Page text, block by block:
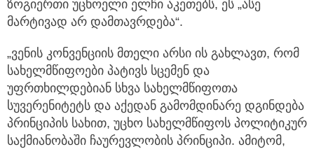
ზოგიერთი უცხოელი ელჩი აკეთებს, ეს „ასე
მარტივად არ დამთავრდება“.
„ვენის კონვენციის მთელი არსი ის გახლავთ, რომ
სახელმწიფოები პატივს სცემენ და
უფრთხილდებიან სხვა სახელმწიფოთა
სუვერენიტეტს და აქედან გამომდინარე დგინდება
პრინციპის სახით, უცხო სახელმწიფოს პოლიტიკურ
საქმიანობაში ჩაურევლობის პრინციპი. ამიტომ,